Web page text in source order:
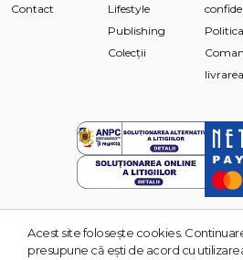
Contact
Lifestyle
Publishing
Colecții
livrarea
© 2026 Grupul Editorial TREI.
Acest site foloseşte cookies.
presupune că eşti de acord cu